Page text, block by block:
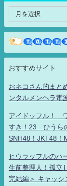
おすすめサイト
おネコさん的まと
ンタルメンヘラ電
アイドッフル！
すき！23 ひうら
SNH48！JKT48！
ヒウラッフルのハ
生前整理人！孤立
完結編＞ キャッシ